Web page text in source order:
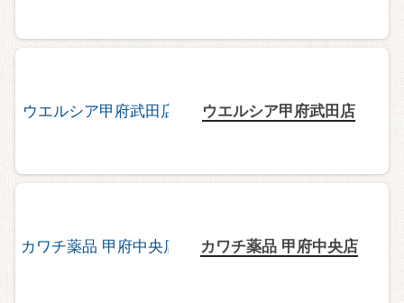
ウエルシア甲府武田店
カワチ薬品 甲府中央店